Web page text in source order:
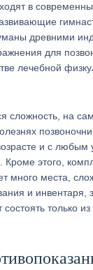
в
древними
для
лечебной
сложность, на
и с любым
Кроме этого,
много места,
и инвентаря,
только